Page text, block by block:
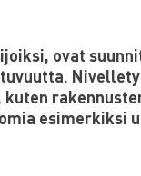
ovat
esimerkiksi